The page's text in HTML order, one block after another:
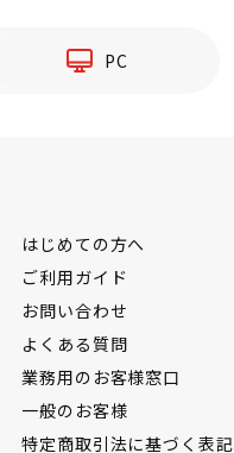
PC
はじめての方へ
ご利用ガイド
お問い合わせ
よくある質問
業務用のお客様窓口
一般のお客様
特定商取引法に基づく表記